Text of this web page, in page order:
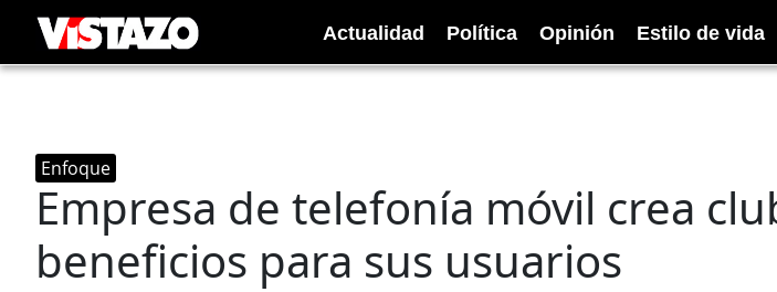
Actualidad Política Opinión Estilo de vida
Enfoque
Empresa de telefonía móvil crea
beneficios para sus usuarios